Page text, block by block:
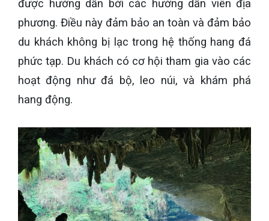
được hướng dẫn bởi các hướng dẫn viên địa
phương. Điều này đảm bảo an toàn và đảm bảo
du khách không bị lạc trong hệ thống hang đá
phức tạp. Du khách có cơ hội tham gia vào các
hoạt động như đá bộ, leo núi, và khám phá
hang động.